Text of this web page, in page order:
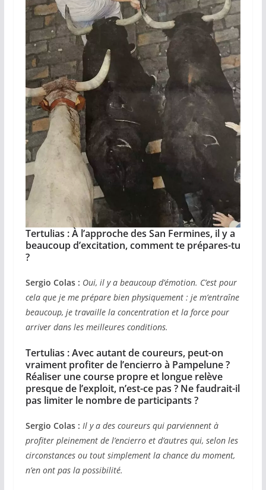
Tertulias : À l’approche des San Fermines, il y a
beaucoup d’excitation, comment te prépares-tu
?
Sergio Colas : Oui, il y a beaucoup d’émotion. C’est pour
cela que je me prépare bien physiquement : je m’entraîne
beaucoup, je travaille la concentration et la force pour
arriver dans les meilleures conditions.
Tertulias :Avec autant de coureurs, peut-on
vraiment profiter de l’encierro à Pampelune ?
Réaliser une course propre et longue relève
presque de l’exploit, n’est-ce pas ? Ne faudrait-il
pas limiter le nombre de participants ?
Sergio Colas : Il y a des coureurs qui parviennent à
profiter pleinement de l’encierro et d’autres qui, selon les
circonstances ou tout simplement la chance du moment,
n’en ont pas la possibilité.